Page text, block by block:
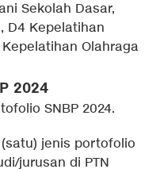
Sekolah Dasar,
D4 Kepelatihan
Olahraga
2024
SNBP 2024.
jenis portofolio
jurusan di PTN